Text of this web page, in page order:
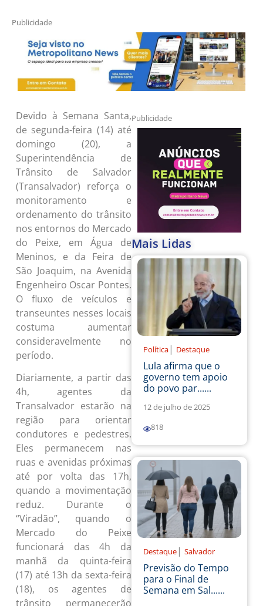
Publicidade
Devido à Semana Santa,
de segunda-feira (14) até
domingo (20), a
Superintendência de
Trânsito de Salvador
(Transalvador) reforça o
monitoramento e
ordenamento do trânsito
nos entornos do Mercado
do Peixe, em Água de
Meninos, e da Feira de
São Joaquim, na Avenida
Engenheiro Oscar Pontes.
O fluxo de veículos e
transeuntes nesses locais
costuma aumentar
consideravelmente no
período.
Diariamente, a partir das
4h, agentes da
Transalvador estarão na
região para orientar
condutores e pedestres.
Eles permanecem nas
ruas e avenidas próximas
até por volta das 17h,
quando a movimentação
reduz. Durante o
“Viradão”, quando o
Mercado do Peixe
funcionará das 4h da
manhã da quinta-feira
(17) até 13h da sexta-feira
(18), os agentes de
trânsito permanecerão
Publicidade
Mais Lidas
Política | Destaque
Lula afirma que o
governo tem apoio
do povo par......
12 de julho de 2025
818
Destaque | Salvador
Previsão do Tempo
para o Final de
Semana em Sal......